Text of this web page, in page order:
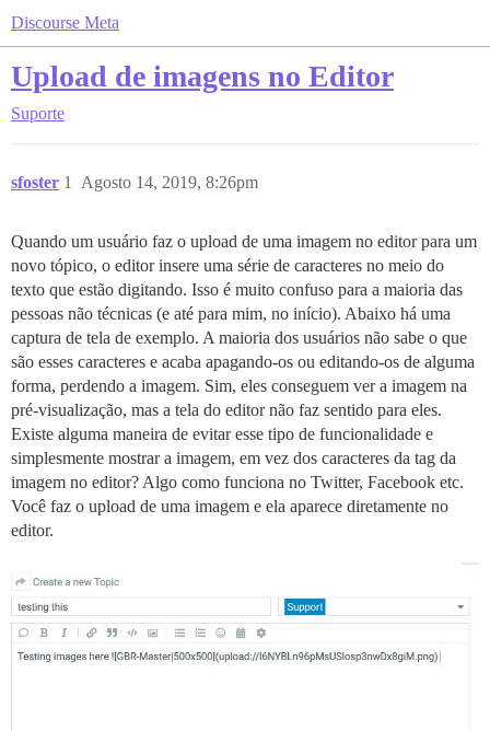
Discourse Meta
Upload de imagens no Editor
Suporte
sfoster Agosto 14, 2019, 8:26pm
1
Quando um usuário faz o upload de uma imagem no editor para um
novo tópico, o editor insere uma série de caracteres no meio do
texto que estão digitando. Isso é muito confuso para a maioria das
pessoas não técnicas (e até para mim, no início). Abaixo há uma
captura de tela de exemplo. A maioria dos usuários não sabe o que
são esses caracteres e acaba apagando-os ou editando-os de alguma
forma, perdendo a imagem. Sim, eles conseguem ver a imagem na
pré-visualização, mas a tela do editor não faz sentido para eles.
Existe alguma maneira de evitar esse tipo de funcionalidade e
simplesmente mostrar a imagem, em vez dos caracteres da tag da
imagem no editor? Algo como funciona no Twitter, Facebook etc.
Você faz o upload de uma imagem e ela aparece diretamente no
editor.